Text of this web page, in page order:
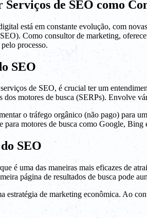
Serviços de SEO como
está em constante evolução, com
Como consultor de marketing,
processo.
SEO
de SEO, é crucial ter um
dos motores de busca (SERPs). Envolve
o tráfego orgânico (não pago) para
para motores de busca como Google, Bing
SEO
é uma das maneiras mais eficazes de
página de resultados de busca pode
estratégia de marketing econômica. Ao